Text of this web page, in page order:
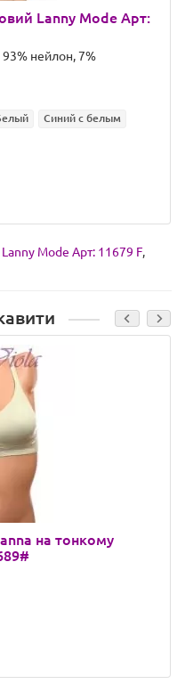
Lanny Mode Арт:
93% нейлон, 7%
Синий с белым
Mode Арт: 11679 F,
на тонкому